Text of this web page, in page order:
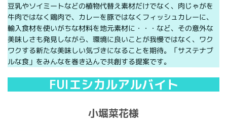
豆乳やソイミートなどの植物代替え素材だけでなく、肉じゃがを
牛肉ではなく鶏肉で、カレーを豚ではなくフィッシュカレーに、
輸入食材を使いがちな材料を地元素材に・・・など、その意外な
美味しさも発見しながら、環境に良いことが我慢ではなく、ワク
ワクする新たな美味しい気づきになることを期待。「サステナブ
ルな食」をみんなを巻き込んで共創する提案です。
FUIエシカルアルバイト
小堀菜花様